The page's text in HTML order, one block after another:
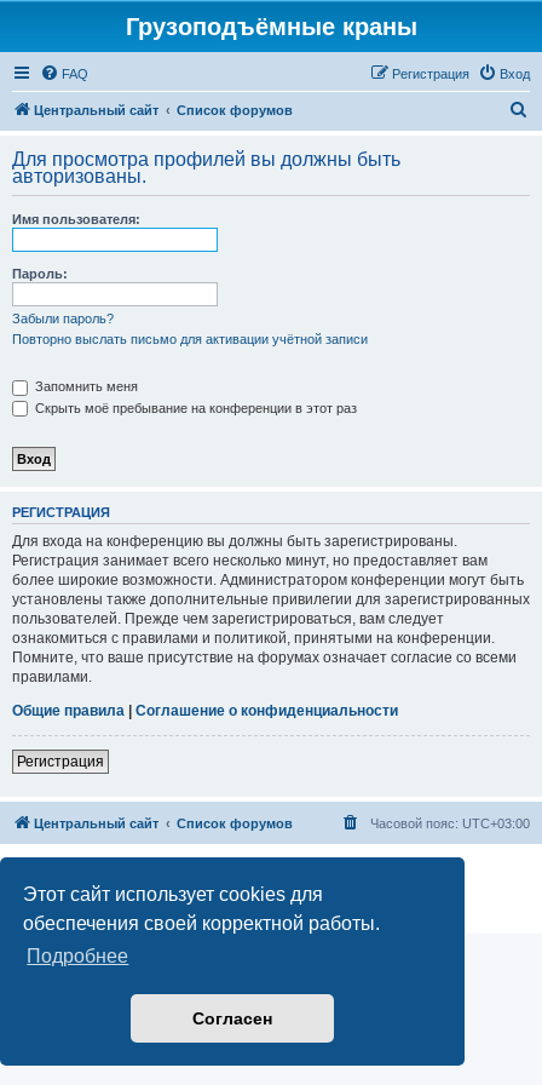
Этот сайт использует cookies для
обеспечения своей корректной работы.
Подробнее
Согласен
Грузоподъёмные краны
FAQ Вход
Регистрация
Центральный сайт Список форумов
с
Для просмотра профилей вы должны быть
авторизованы.
Имя пользователя:
Пароль:
Забыли пароль?
Повторно выслать письмо для активации учётной записи
Запомнить меня
Скрыть моё пребывание на конференции в этот раз
РЕГИСТРАЦИЯ
Для входа на конференцию вы должны быть зарегистрированы.
Регистрация занимает всего несколько минут, но предоставляет вам
более широкие возможности. Администратором конференции могут быть
установлены также дополнительные привилегии для зарегистрированных
пользователей. Прежде чем зарегистрироваться, вам следует
ознакомиться с правилами и политикой, принятыми на конференции.
Помните, что ваше присутствие на форумах означает согласие со всеми
правилами.
Общие правила | Соглашение о конфиденциальности
Регистрация
Центральный сайт Список форумов Часовой пояс: UTC+03:00
Русская поддержка phpBB